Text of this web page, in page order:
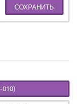
СОХРАНИТЬ
010)